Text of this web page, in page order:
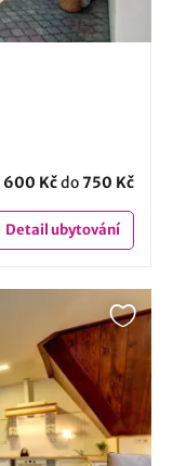
600 Kčdo750 Kč
Detailubytování